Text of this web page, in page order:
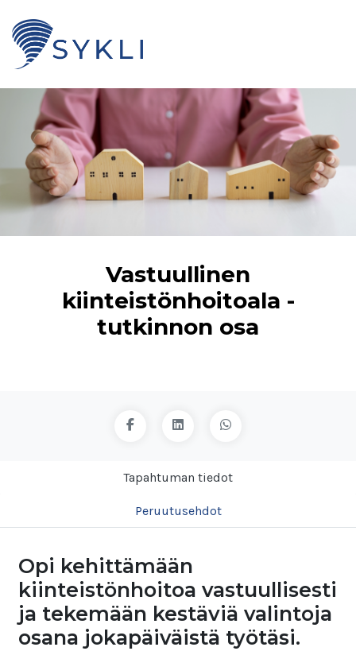
Vastuullinen
kiinteistönhoitoala -
tutkinnon osa
Tapahtuman tiedot
Peruutusehdot
Opi kehittämään
kiinteistönhoitoa vastuullisesti
ja tekemään kestäviä valintoja
osana jokapäiväistä työtäsi.